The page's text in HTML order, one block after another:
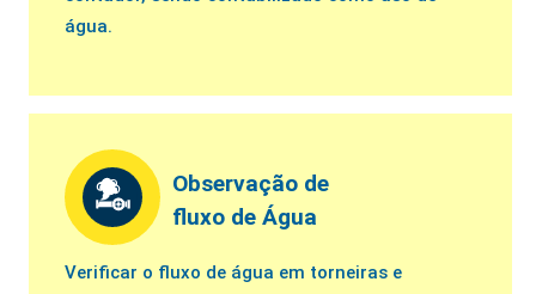
água.
Observação de
fluxo de Água
Verificar o fluxo de água em torneiras e